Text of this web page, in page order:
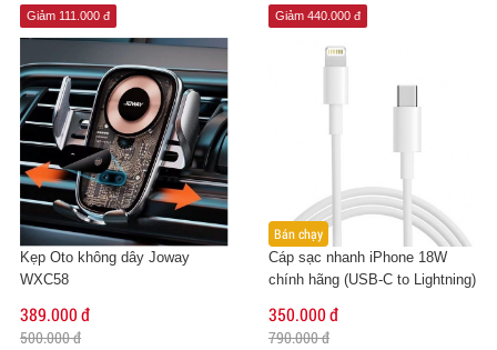
Giảm 111.000 đ
Kẹp Oto không dây Joway
WXC58
389.000 đ
500.000 đ
Bán chạy
Giảm 440.000 đ
Cáp sạc nhanh iPhone 18W
chính hãng (USB-C to Lightning)
350.000 đ
790.000 đ